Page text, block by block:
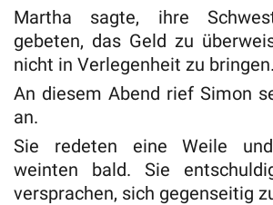
Martha sagte, ihre
gebeten, das Geld zu
nicht in Verlegenheit zu bringen.
An diesem Abend rief Simon
an.
Sie redeten eine Weile
weinten bald. Sie
versprachen, sich gegenseitig